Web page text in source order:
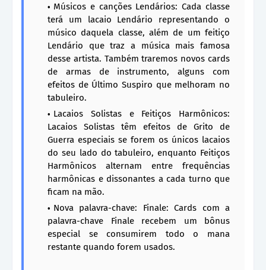
Músicos e canções Lendários: Cada classe
terá um lacaio Lendário representando o
músico daquela classe, além de um feitiço
Lendário que traz a música mais famosa
desse artista. Também traremos novos cards
de armas de instrumento, alguns com
efeitos de Último Suspiro que melhoram no
tabuleiro.
Lacaios Solistas e Feitiços Harmônicos:
Lacaios Solistas têm efeitos de Grito de
Guerra especiais se forem os únicos lacaios
do seu lado do tabuleiro, enquanto Feitiços
Harmônicos alternam entre frequências
harmônicas e dissonantes a cada turno que
ficam na mão.
Nova palavra-chave: Finale: Cards com a
palavra-chave Finale recebem um bônus
especial se consumirem todo o mana
restante quando forem usados.